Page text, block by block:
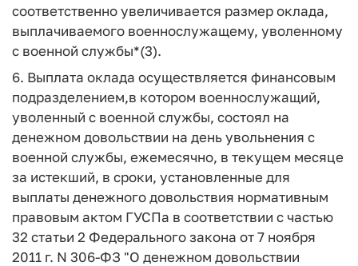
соответственно увеличивается размер оклада,
выплачиваемого военнослужащему, уволенному
с военной службы*(3).
6. Выплата оклада осуществляется финансовым
подразделением,в котором военнослужащий,
уволенный с военной службы, состоял на
денежном довольствии на день увольнения с
военной службы, ежемесячно, в текущем месяце
за истекший, в сроки, установленные для
выплаты денежного довольствия нормативным
правовым актом ГУСПа в соответствии с частью
32 статьи 2 Федерального закона от 7 ноября
2011 г. N 306-ФЗ "О денежном довольствии